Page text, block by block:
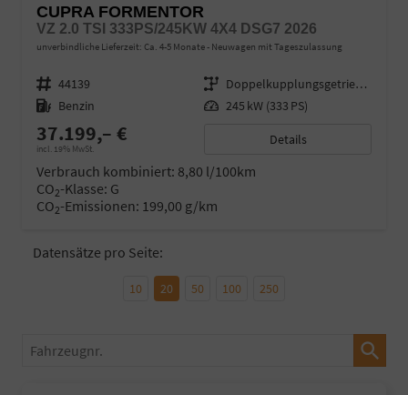
CUPRA FORMENTOR
VZ 2.0 TSI 333PS/245KW 4X4 DSG7 2026
unverbindliche Lieferzeit: Ca. 4-5 Monate Neuwagen mit Tageszulassung
Fahrzeugnr. 44139 Getriebe
Doppelkupplungsgetriebe (DSG)
Kraftstoff Benzin Leistung 245 kW (333 PS)
37.199,– €
incl. 19% MwSt.
Details
Verbrauch kombiniert: 8,80 l/100km
CO2-Klasse: G
CO2-Emissionen: 199,00 g/km
Datensätze pro Seite:
10 20 50 100 250
Fahrzeugnr.